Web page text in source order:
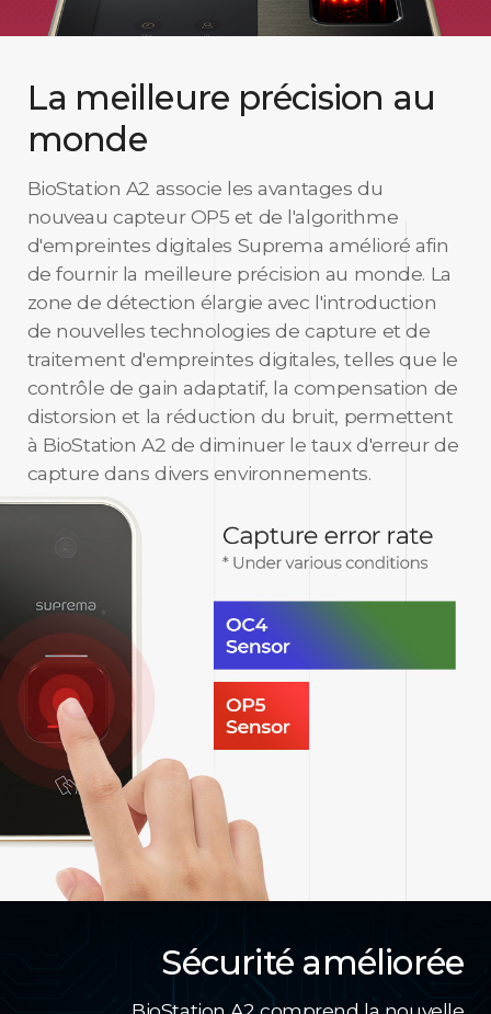
La meilleure précision au
monde
BioStation A2 associe les avantages du
nouveau capteur OP5 et de l'algorithme
d'empreintes digitales Suprema amélioré afin
de fournir la meilleure précision au monde. La
zone de détection élargie avec l'introduction
de nouvelles technologies de capture et de
traitement d'empreintes digitales, telles que le
contrôle de gain adaptatif, la compensation de
distorsion et la réduction du bruit, permettent
à BioStation A2 de diminuer le taux d'erreur de
capture dans divers environnements.
Sécurité améliorée